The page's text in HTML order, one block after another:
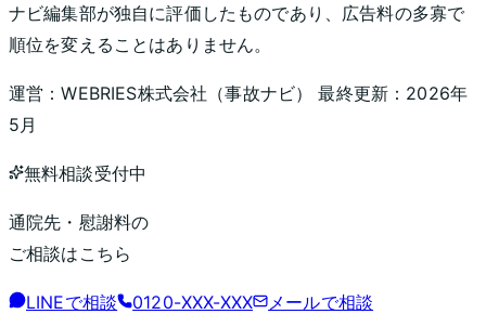
ナビ編集部が独自に評価したものであり、広告料の多寡で
順位を変えることはありません。
運営：WEBRIES株式会社 （事故ナビ） 最終更新： 2026年
5月
無料相談受付中
通院先・慰謝料の
ご相談はこちら
LINEで相談 0120-XXX-XXX メールで相談